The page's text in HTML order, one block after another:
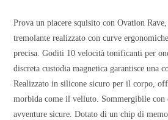
Prova un piacere squisito con Ovation
tremolante realizzato con curve
precisa. Goditi 10 velocità tonificanti per
discreta custodia magnetica garantisce una
Realizzato in silicone sicuro per il corpo,
morbida come il velluto. Sommergibile con
avventure sicure. Dotato di un chip di